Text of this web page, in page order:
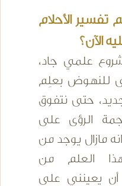
تفسير الأحلام
الآن؟
علمي جاد،
للنهوض بعلِم
حتى نتفوق
الرؤى على
مازال يوجد من
العلم من
أن يعينني على